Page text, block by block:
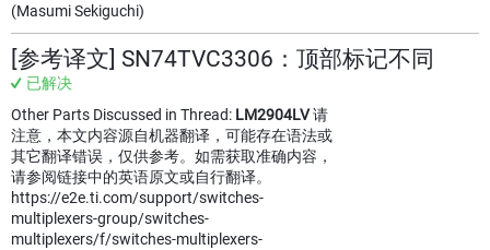
(Masumi Sekiguchi)
[参考译文] SN74TVC3306：顶部标记不同
已解决
Other Parts Discussed in Thread: LM2904LV请
注意，本文内容源自机器翻译，可能存在语法或
其它翻译错误，仅供参考。如需获取准确内容，
请参阅链接中的英语原文或自行翻译。
https://e2e.ti.com/support/switches-
multiplexers-group/switches-
multiplexers/f/switches-multiplexers-